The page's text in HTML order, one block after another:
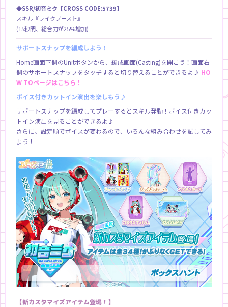
◆SSR/初音ミク【CROSS CODE:5739】
スキル『ライクブースト』
(15秒間、総合力が25%増加)
サポートスナップを編成しよう！
Home画面下側のUnitボタンから、編成画面(Casting)を開こう！画面右
側のサポートスナップをタッチすると切り替えることができるよ♪ HO
W TOページはこちら！
ボイス付きカットイン演出を楽しもう♪
サポートスナップを編成してプレーするとスキル発動！ボイス付きカッ
トイン演出を見ることができるよ♪
さらに、設定順でボイスが変わるので、いろんな組み合わせを試してみ
よう！
【新カスタマイズアイテム登場！】